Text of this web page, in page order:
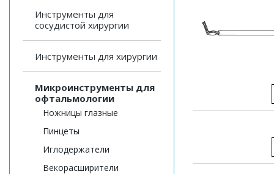
Инструменты для
сосудистой хирургии
Инструменты для хирургии
Микроинструменты для
офтальмологии
Ножницы глазные
Пинцеты
Иглодержатели
Векорасширители